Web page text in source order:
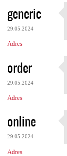
generic
29.05.2024
Adres
order
29.05.2024
Adres
online
29.05.2024
Adres